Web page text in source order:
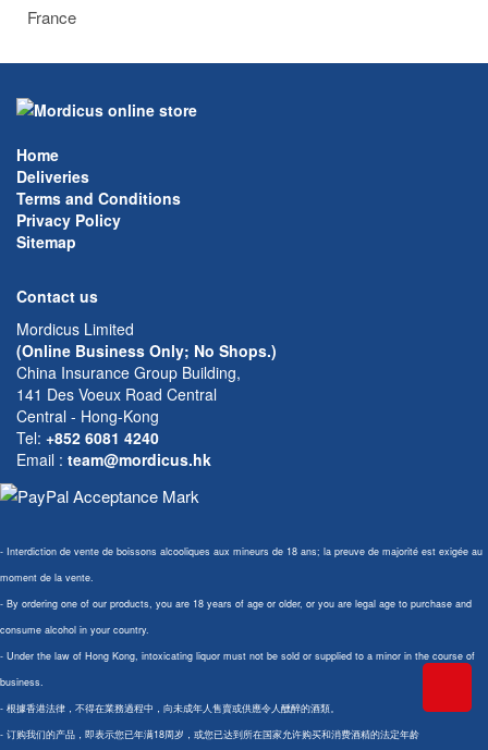
France
Home
Deliveries
Terms and Conditions
Privacy Policy
Sitemap
Contact us
Mordicus Limited
(Online Business Only; No Shops.)
China Insurance Group Building,
141 Des Voeux Road Central
Central - Hong-Kong
Tel: +852 6081 4240
Email : team@mordicus.hk
- Interdiction de vente de boissons alcooliques aux mineurs de 18 ans; la preuve de majorité est exigée au
moment de la vente.
- By ordering one of our products, you are 18 years of age or older, or you are legal age to purchase and
consume alcohol in your country.
- Under the law of Hong Kong, intoxicating liquor must not be sold or supplied to a minor in the course of
business.
- 根據香港法律，不得在業務過程中，向未成年人售賣或供應令人醺醉的酒類。
- 订购我们的产品，即表示您已年满18周岁，或您已达到所在国家允许购买和消费酒精的法定年龄